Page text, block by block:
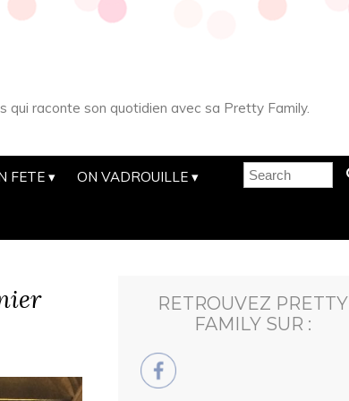
qui raconte son quotidien avec sa Pretty Family.
FETE ON VADROUILLE
RETROUVEZ PRETTY
FAMILY SUR :